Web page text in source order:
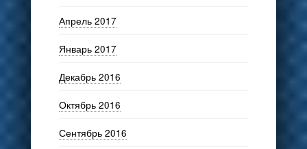
Апрель 2017
Январь 2017
Декабрь 2016
Октябрь 2016
Сентябрь 2016